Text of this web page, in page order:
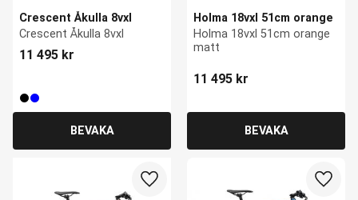
Crescent Åkulla 8vxl
Crescent Åkulla 8vxl
11 495 kr
Holma 18vxl 51cm orange
Holma 18vxl 51cm orange
matt
11 495 kr
Lägg till i favoriter Lägg